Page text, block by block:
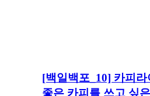
[백일백포_10] 카피
좋은 카피를 쓰고 싶